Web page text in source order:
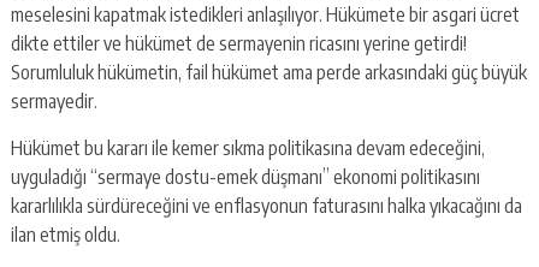
meselesini kapatmak istedikleri anlaşılıyor. Hükümete bir asgari ücret
dikte ettiler ve hükümet de sermayenin ricasını yerine getirdi!
Sorumluluk hükümetin, fail hükümet ama perde arkasındaki güç büyük
sermayedir.
Hükümet bu kararı ile kemer sıkma politikasına devam edeceğini,
uyguladığı “sermaye dostu-emek düşmanı” ekonomi politikasını
kararlılıkla sürdüreceğini ve enflasyonun faturasını halka yıkacağını da
ilan etmiş oldu.